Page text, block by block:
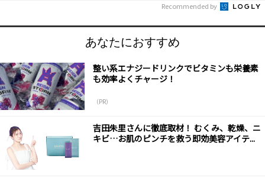
Recommended by
あなたにおすすめ
整い系エナジードリンクでビタミンも栄養素
も効率よくチャージ！
（PR）
吉田朱里さんに徹底取材！ むくみ、乾燥、ニ
キビ…お肌のピンチを救う即効美容アイテ...